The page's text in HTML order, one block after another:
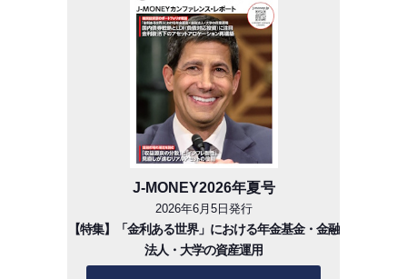
J-MONEY2026年夏号
2026年6月5日発行
【特集】「金利ある世界」における年金基金・金融
法人・大学の資産運用